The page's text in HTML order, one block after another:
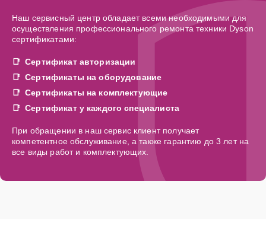
Наш сервисный центр обладает всеми необходимыми для
осуществления профессионального ремонта техники Dyson
сертификатами:
Сертификат авторизации
Сертификаты на оборудование
Сертификаты на комплектующие
Сертификат у каждого специалиста
При обращении в наш сервис клиент получает
компетентное обслуживание, а также гарантию до 3 лет на
все виды работ и комплектующих.